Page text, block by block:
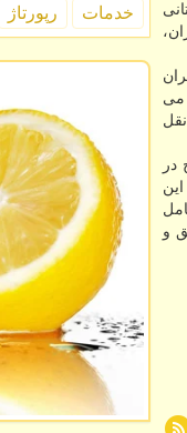
می
در
و
خدمات
رپورتاژ